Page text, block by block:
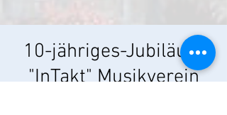
10-jähriges-Jubiläum
"InTakt" Musikverein